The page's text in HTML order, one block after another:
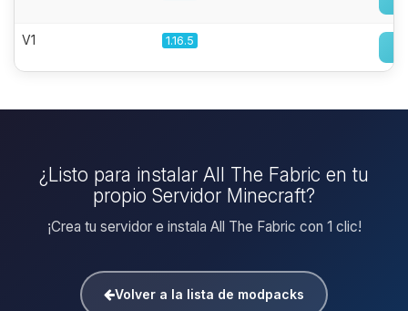
V1 1.16.5
¿Listo para instalar All The Fabric en tu
propio Servidor Minecraft?
¡Crea tu servidor e instala All The Fabric con 1 clic!
Volver a la lista de modpacks